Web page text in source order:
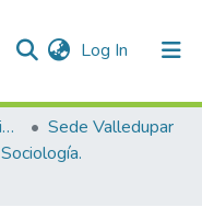
Log In (current)
Trabajos de Grado (Especializaciones y Pregrados)
Sede Valledupar
Sociología.